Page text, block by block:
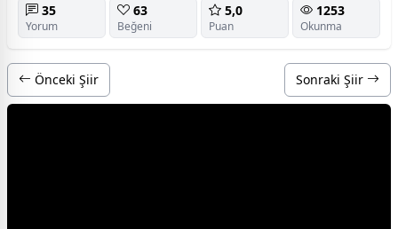
35
Yorum
63
Beğeni
5,0
Puan
1253
Okunma
Önceki Şiir Sonraki Şiir